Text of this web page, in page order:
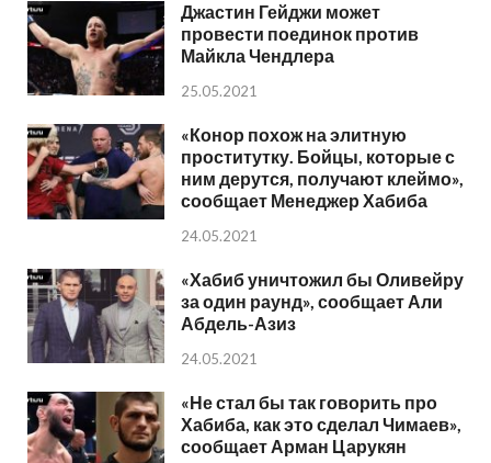
Джастин Гейджи может
провести поединок против
Майкла Чендлера
25.05.2021
«Конор похож на элитную
проститутку. Бойцы, которые с
ним дерутся, получают клеймо»,
сообщает Менеджер Хабиба
24.05.2021
«Хабиб уничтожил бы Оливейру
за один раунд», сообщает Али
Абдель-Азиз
24.05.2021
«Не стал бы так говорить про
Хабиба, как это сделал Чимаев»,
сообщает Арман Царукян